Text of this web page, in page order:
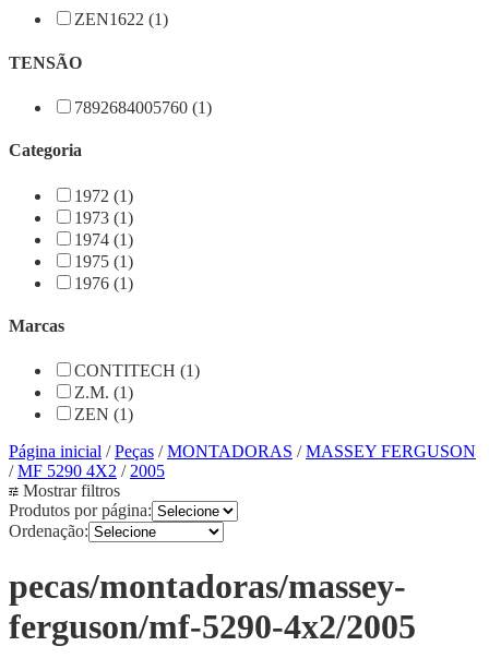
ZEN1622 (1)
TENSÃO
7892684005760 (1)
Categoria
1972 (1)
1973 (1)
1974 (1)
1975 (1)
1976 (1)
Marcas
CONTITECH (1)
Z.M. (1)
ZEN (1)
Página inicial /Peças /MONTADORAS /MASSEY FERGUSON
/MF 5290 4X2 / 2005
Mostrar filtros
Produtos por página:
Ordenação:
pecas/montadoras/massey-
ferguson/mf-5290-4x2/2005